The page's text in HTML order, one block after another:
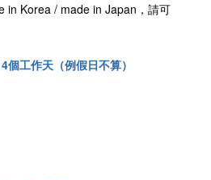
in Korea / made in Japan ，請可
工作天（例假日不算）